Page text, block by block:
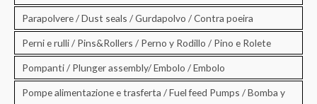
Parapolvere / Dust seals / Gurdapolvo / Contra poeira
Perni e rulli / Pins&Rollers / Perno y Rodillo / Pino e Rolete
Pompanti / Plunger assembly/ Embolo / Embolo
Pompe alimentazione e trasferta / Fuel feed Pumps / Bomba y